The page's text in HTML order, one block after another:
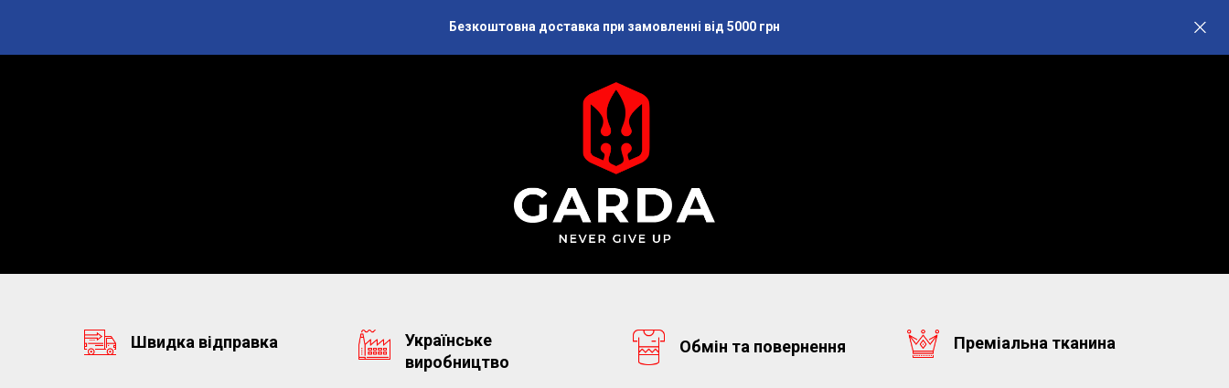
Безкоштовна доставка при замовленні від 5000 грн
Швидка відправка
Українське
виробництво
Обмін та повернення Преміальна тканина